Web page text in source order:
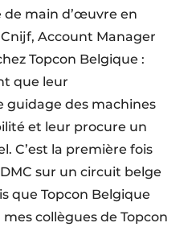
main d’œuvre en
Account Manager
Topcon Belgique :
que leur
guidage des machines
et leur procure un
C’est la première fois
sur un circuit belge
que Topcon Belgique
collègues de Topcon